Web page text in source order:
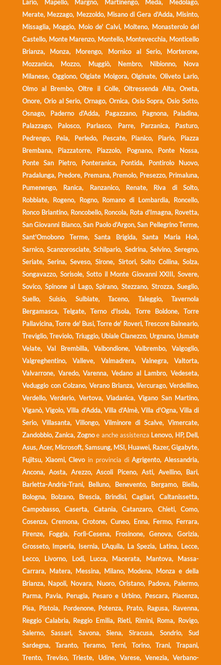
Lario, Mapello, Margno, Martinengo, Meda, Medolago,
Merate, Mezzago, Mezzoldo, Misano di Gera d'Adda, Misinto,
Missaglia, Moggio, Moio de' Calvi, Molteno, Monasterolo del
Castello, Monte Marenzo, Montello, Montevecchia, Monticello
Brianza, Monza, Morengo, Mornico al Serio, Morterone,
Mozzanica, Mozzo, Muggiò, Nembro, Nibionno, Nova
Milanese, Oggiono, Olgiate Molgora, Olginate, Oliveto Lario,
Olmo al Brembo, Oltre il Colle, Oltressenda Alta, Oneta,
Onore, Orio al Serio, Ornago, Ornica, Osio Sopra, Osio Sotto,
Osnago, Paderno d'Adda, Pagazzano, Pagnona, Paladina,
Palazzago, Palosco, Parlasco, Parre, Parzanica, Pasturo,
Pedrengo, Peia, Perledo, Pescate, Pianico, Piario, Piazza
Brembana, Piazzatorre, Piazzolo, Pognano, Ponte Nossa,
Ponte San Pietro, Ponteranica, Pontida, Pontirolo Nuovo,
Pradalunga, Predore, Premana, Premolo, Presezzo, Primaluna,
Pumenengo, Ranica, Ranzanico, Renate, Riva di Solto,
Robbiate, Rogeno, Rogno, Romano di Lombardia, Roncello,
Ronco Briantino, Roncobello, Roncola, Rota d'Imagna, Rovetta,
San Giovanni Bianco, San Paolo d'Argon, San Pellegrino Terme,
Sant'Omobono Terme, Santa Brigida, Santa Maria Hoè,
Sarnico, Scanzorosciate, Schilpario, Sedrina, Selvino, Seregno,
Seriate, Serina, Seveso, Sirone, Sirtori, Solto Collina, Solza,
Songavazzo, Sorisole, Sotto il Monte Giovanni XXIII, Sovere,
Sovico, Spinone al Lago, Spirano, Stezzano, Strozza, Sueglio,
Suello, Suisio, Sulbiate, Taceno, Taleggio, Tavernola
Bergamasca, Telgate, Terno d'Isola, Torre Boldone, Torre
Pallavicina, Torre de' Busi, Torre de' Roveri, Trescore Balneario,
Treviglio, Treviolo, Triuggio, Ubiale Clanezzo, Urgnano, Usmate
Velate, Val Brembilla, Valbondione, Valbrembo, Valgoglio,
Valgreghentino, Valleve, Valmadrera, Valnegra, Valtorta,
Valvarrone, Varedo, Varenna, Vedano al Lambro, Vedeseta,
Veduggio con Colzano, Verano Brianza, Vercurago, Verdellino,
Verdello, Verderio, Vertova, Viadanica, Vigano San Martino,
Viganò, Vigolo, Villa d'Adda, Villa d'Almè, Villa d'Ogna, Villa di
Serio, Villasanta, Villongo, Vilminore di Scalve, Vimercate,
Zandobbio, Zanica, Zognoe anche assistenza Lenovo, HP, Dell,
Asus, Acer, Microsoft, Samsung, MSI, Huawei, Razer, Gigabyte,
Fujitsu, Xiaomi, Clevoin provincia diAgrigento, Alessandria,
Ancona, Aosta, Arezzo, Ascoli Piceno, Asti, Avellino, Bari,
Barletta-Andria-Trani, Belluno, Benevento, Bergamo, Biella,
Bologna, Bolzano, Brescia, Brindisi, Cagliari, Caltanissetta,
Campobasso, Caserta, Catania, Catanzaro, Chieti, Como,
Cosenza, Cremona, Crotone, Cuneo, Enna, Fermo, Ferrara,
Firenze, Foggia, Forlì-Cesena, Frosinone, Genova, Gorizia,
Grosseto, Imperia, Isernia, L’Aquila, La Spezia, Latina, Lecce,
Lecco, Livorno, Lodi, Lucca, Macerata, Mantova, Massa-
Carrara, Matera, Messina, Milano, Modena, Monza e della
Brianza, Napoli, Novara, Nuoro, Oristano, Padova, Palermo,
Parma, Pavia, Perugia, Pesaro e Urbino, Pescara, Piacenza,
Pisa, Pistoia, Pordenone, Potenza, Prato, Ragusa, Ravenna,
Reggio Calabria, Reggio Emilia, Rieti, Rimini, Roma, Rovigo,
Salerno, Sassari, Savona, Siena, Siracusa, Sondrio, Sud
Sardegna, Taranto, Teramo, Terni, Torino, Trani, Trapani,
Trento, Treviso, Trieste, Udine, Varese, Venezia, Verbano-